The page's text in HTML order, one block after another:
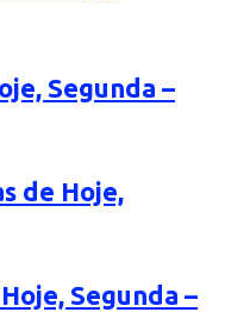
Segunda –
de Hoje,
Segunda –